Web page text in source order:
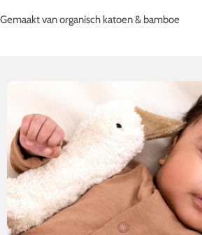
Gemaakt van organisch katoen & bamboe